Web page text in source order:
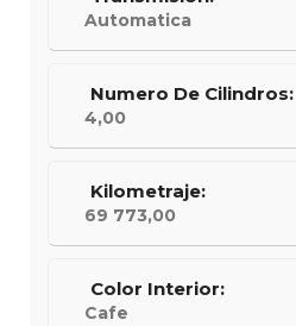
Automatica
Numero De Cilindros:
4,00
Kilometraje:
69 773,00
Color Interior:
Cafe